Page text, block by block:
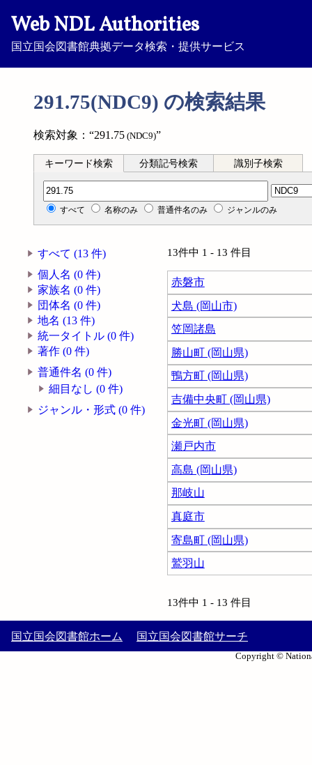
Web NDL Authorities
国立国会図書館典拠データ検索・提供サービス
291.75(NDC9) の検索結果
検索対象：“291.75 (NDC9)”
キーワード検索 分類記号検索 識別子検索
分類記号検索
すべて 名称のみ 普通件名のみ ジャンルのみ
すべて (13 件)
個人名 (0 件)
家族名 (0 件)
団体名 (0 件)
地名 (13 件)
統一タイトル (0 件)
著作 (0 件)
普通件名 (0 件)
細目なし (0 件)
ジャンル・形式 (0 件)
13件中 1 - 13 件目
赤磐市
犬島 (岡山市)
笠岡諸島
勝山町 (岡山県)
鴨方町 (岡山県)
吉備中央町 (岡山県)
金光町 (岡山県)
瀬戸内市
高島 (岡山県)
那岐山
真庭市
寄島町 (岡山県)
鷲羽山
13件中 1 - 13 件目
国立国会図書館ホーム 国立国会図書館サーチ
Copyright ©